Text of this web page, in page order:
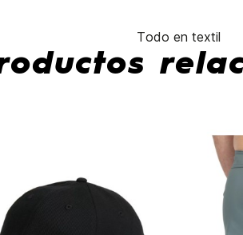
Todo en textil